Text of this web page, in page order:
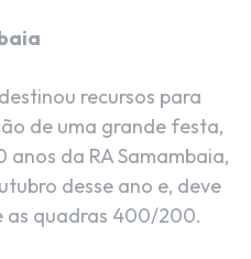
recursos para
de uma grande festa,
da RA Samambaia,
desse ano e, deve
as quadras 400/200.